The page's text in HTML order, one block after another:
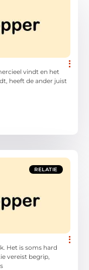
vindt en het
heeft de ander juist
RELATIE
Het is soms hard
vereist begrip,